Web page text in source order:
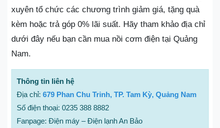
xuyên tổ chức các chương trình giảm giá, tặng quà
kèm hoặc trả góp 0% lãi suất. Hãy tham khảo địa chỉ
dưới đây nếu bạn cần mua nồi cơm điện tại Quảng
Nam.
Thông tin liên hệ
Địa chỉ: 679 Phan Chu Trinh, TP. Tam Kỳ, Quảng Nam
Số điện thoại: 0235 388 8882
Fanpage: Điện máy – Điện lạnh An Bảo